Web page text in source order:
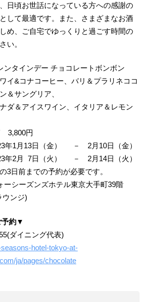
日頃お世話になっている方への感謝の
して最適です。また、さまざまなお酒
め、ご自宅でゆっくりと過ごす時間の
い。
ンタインデー チョコレートボンボン
イ&コナコーヒー、バリ＆プラリネココ
＆サングリア、
ワイン、イタリア＆レモン
円
年1月13日（金） － 2月10日（金）
年2月 7日（火） － 2月14日（火）
3日前までの予約が必要です。
ーシーズンズホテル東京大手町39階
ウンジ)
予約▼
ダイニング代表)
hotel-tokyo-at-
ja/pages/chocolate